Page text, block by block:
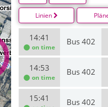
Linien
14:41
on time
Bus 402
14:53
on time
Bus 402
15:41 Bus 402